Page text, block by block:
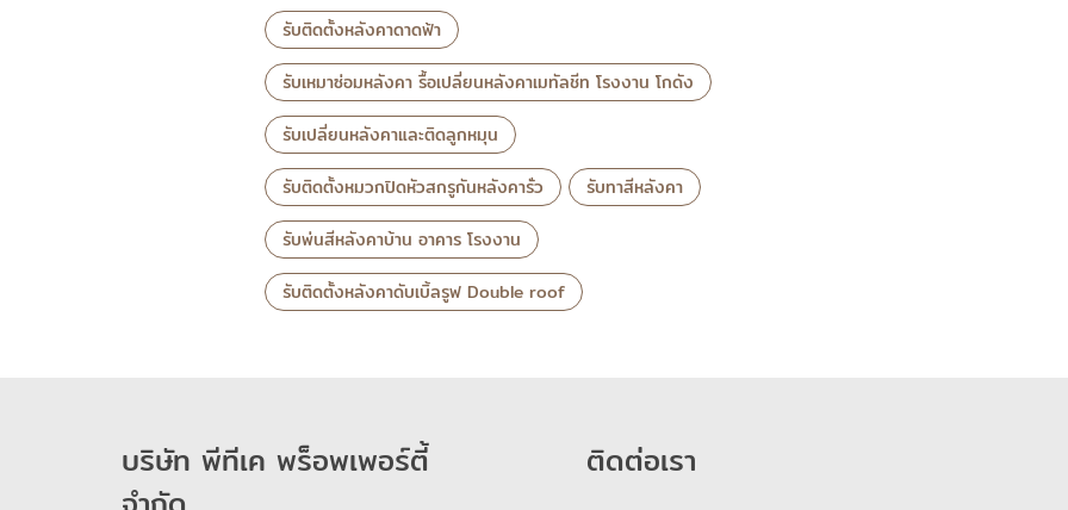
รับติดตั้งหลังคาดาดฟ้า
รับเหมาซ่อมหลังคา รื้อเปลี่ยนหลังคาเมทัลชีท โรงงาน โกดัง
รับเปลี่ยนหลังคาและติดลูกหมุน
รับติดตั้งหมวกปิดหัวสกรูกันหลังคารั่ว
รับทาสีหลังคา
รับพ่นสีหลังคาบ้าน อาคาร โรงงาน
รับติดตั้งหลังคาดับเบิ้ลรูฟ Double roof
บริษัท พีทีเค พร็อพเพอร์ตี้
ติดต่อเรา